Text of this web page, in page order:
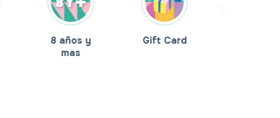
8 años y
mas
Gift Card